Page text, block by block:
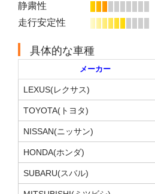
静粛性
走行安定性
具体的な車種
メーカー
LEXUS(レクサス)
TOYOTA(トヨタ)
NISSAN(ニッサン)
HONDA(ホンダ)
SUBARU(スバル)